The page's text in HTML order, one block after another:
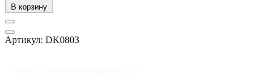
В корзину
Артикул: DK0803